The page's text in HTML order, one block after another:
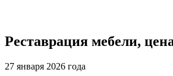
Реставрация мебели,
27 января 2026 года